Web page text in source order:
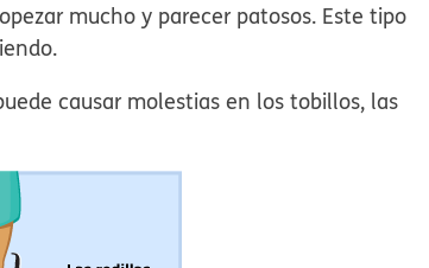
mucho y parecer patosos. Este tipo
causar molestias en los tobillos, las